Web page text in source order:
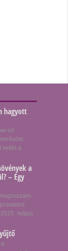
hagyott
ról
vettél a
a
– Egy
május